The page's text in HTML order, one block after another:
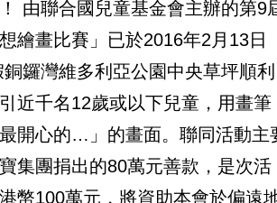
由聯合國兒童基金會主辦的第9
繪畫比賽」已於2016年2月13日
銅鑼灣維多利亞公園中央草坪順利
近千名12歲或以下兒童，用畫筆
開心的…」的畫面。聯同活動主
集團捐出的80萬元善款，是次活
幣100萬元，將資助本會於偏遠